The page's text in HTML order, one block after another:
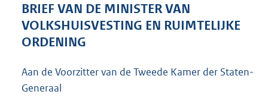
e
b
BRIEF VAN DE MINISTER VAN
VOLKSHUISVESTING EN RUIMTELIJKE
ORDENING
Aan de Voorzitter van de Tweede Kamer der Staten-
Generaal